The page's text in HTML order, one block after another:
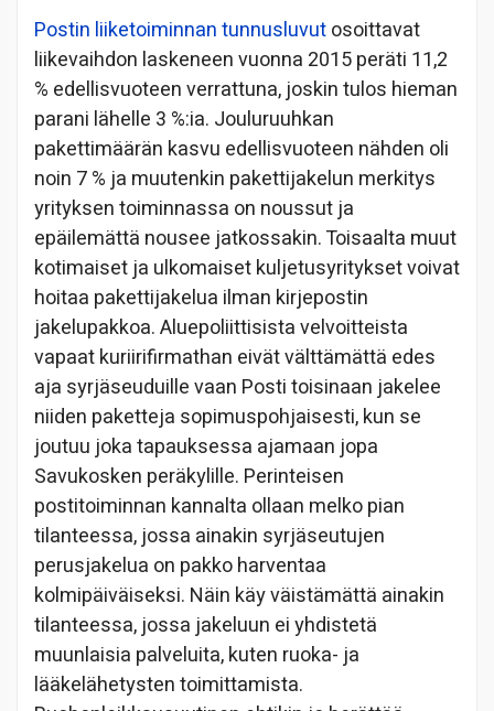
Postin liiketoiminnan tunnusluvutosoittavat
liikevaihdon laskeneen vuonna 2015 peräti 11,2
% edellisvuoteen verrattuna, joskin tulos hieman
parani lähelle 3 %:ia. Jouluruuhkan
pakettimäärän kasvu edellisvuoteen nähden oli
noin 7 % ja muutenkin pakettijakelun merkitys
yrityksen toiminnassa on noussut ja
epäilemättä nousee jatkossakin. Toisaalta muut
kotimaiset ja ulkomaiset kuljetusyritykset voivat
hoitaa pakettijakelua ilman kirjepostin
jakelupakkoa. Aluepoliittisista velvoitteista
vapaat kuriirifirmathan eivät välttämättä edes
aja syrjäseuduille vaan Posti toisinaan jakelee
niiden paketteja sopimuspohjaisesti, kun se
joutuu joka tapauksessa ajamaan jopa
Savukosken peräkylille. Perinteisen
postitoiminnan kannalta ollaan melko pian
tilanteessa, jossa ainakin syrjäseutujen
perusjakelua on pakko harventaa
kolmipäiväiseksi. Näin käy väistämättä ainakin
tilanteessa, jossa jakeluun ei yhdistetä
muunlaisia palveluita, kuten ruoka- ja
lääkelähetysten toimittamista.